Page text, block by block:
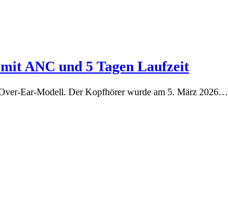
ANC und 5 Tagen Laufzeit
Ear-Modell. Der Kopfhörer wurde am 5. März 2026…